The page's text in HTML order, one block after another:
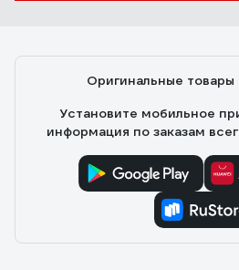
Оригинальные товары
Установите мобильное
информация по заказам